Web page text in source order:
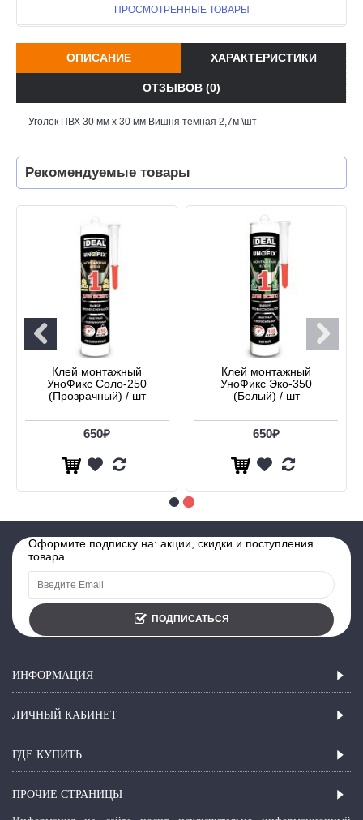
ПРОСМОТРЕННЫЕ ТОВАРЫ
ОПИСАНИЕ ХАРАКТЕРИСТИКИ
ОТЗЫВОВ (0)
Уголок ПВХ 30 мм х 30 мм Вишня темная 2,7м \шт
Рекомендуемые товары
Клей монтажный
УноФикс Соло-250
(Прозрачный) / шт
650₽
Клей монтажный
УноФикс Эко-350
(Белый) / шт
650₽
Оформите подписку на: акции, скидки и поступления
товара.
ПОДПИСАТЬСЯ
ИНФОРМАЦИЯ
ЛИЧНЫЙ КАБИНЕТ
ГДЕ КУПИТЬ
ПРОЧИЕ СТРАНИЦЫ